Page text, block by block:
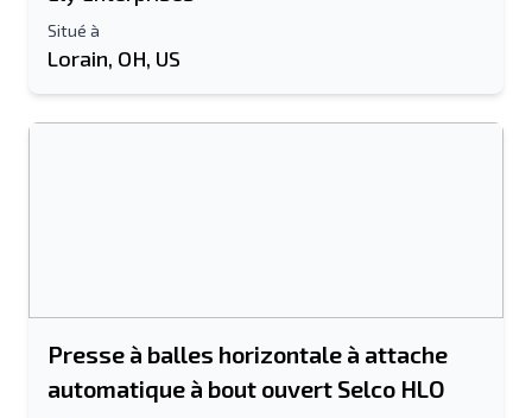
Adresse e-mail
Situé à
Lorain, OH, US
Presse à balles horizontale à attache
automatique à bout ouvert Selco HLO
Envoyer à un ami